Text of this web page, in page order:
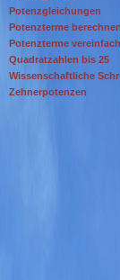
Potenzgleichungen
Potenzterme berechnen
Potenzterme
Quadratzahlen bis 25
Wissenschaftliche
Zehnerpotenzen